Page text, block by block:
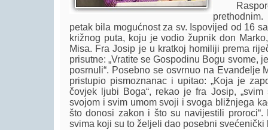
petak bila mogućnost za sv. Ispovijed od 16
križnog puta, koju je vodio župnik don
Misa. Fra Josip je u kratkoj homiliji prema
prisutne: „Vratite se Gospodinu Bogu svome,
posrnuli“. Posebno se osvrnuo na Evanđelje
pristupio pismoznanac i upitao: „Koja je
čovjek ljubi Boga“, rekao je fra Josip,
svojom i svim umom svoji i svoga bližnjega
što donosi zakon i što su navijestili
svima koji su to željeli dao posebni svećenički